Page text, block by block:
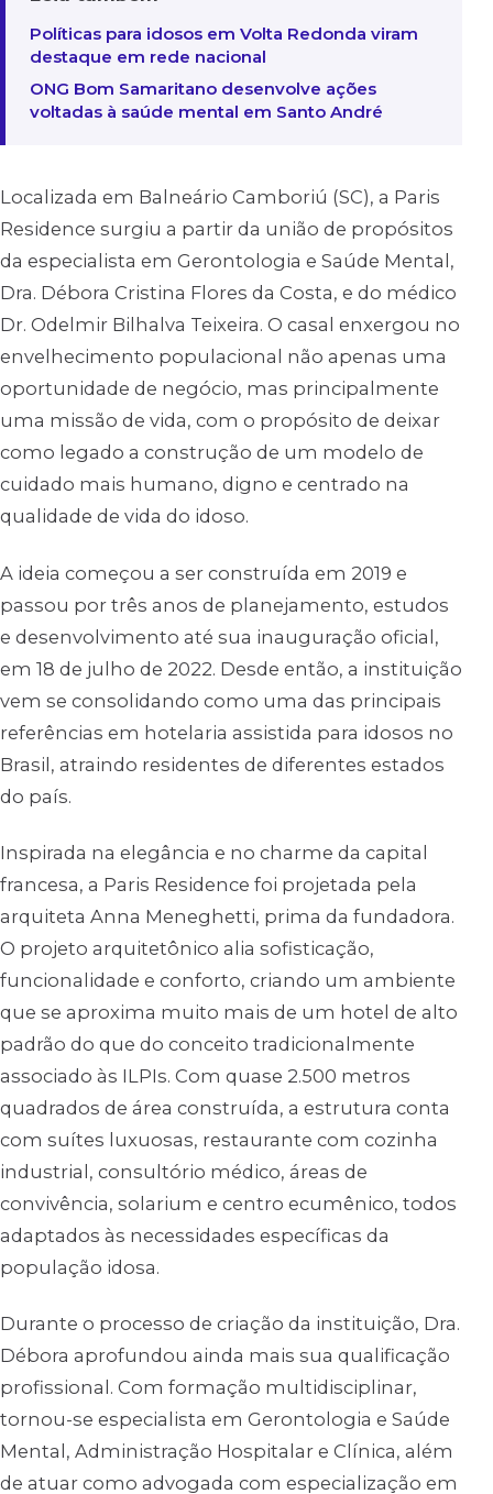
Políticas para idosos em Volta Redonda viram
destaque em rede nacional
ONG Bom Samaritano desenvolve ações
voltadas à saúde mental em Santo André
Localizada em Balneário Camboriú (SC), a Paris
Residence surgiu a partir da união de propósitos
da especialista em Gerontologia e Saúde Mental,
Dra. Débora Cristina Flores da Costa, e do médico
Dr. Odelmir Bilhalva Teixeira. O casal enxergou no
envelhecimento populacional não apenas uma
oportunidade de negócio, mas principalmente
uma missão de vida, com o propósito de deixar
como legado a construção de um modelo de
cuidado mais humano, digno e centrado na
qualidade de vida do idoso.
A ideia começou a ser construída em 2019 e
passou por três anos de planejamento, estudos
e desenvolvimento até sua inauguração oficial,
em 18 de julho de 2022. Desde então, a instituição
vem se consolidando como uma das principais
referências em hotelaria assistida para idosos no
Brasil, atraindo residentes de diferentes estados
do país.
Inspirada na elegância e no charme da capital
francesa, a Paris Residence foi projetada pela
arquiteta Anna Meneghetti, prima da fundadora.
O projeto arquitetônico alia sofisticação,
funcionalidade e conforto, criando um ambiente
que se aproxima muito mais de um hotel de alto
padrão do que do conceito tradicionalmente
associado às ILPIs. Com quase 2.500 metros
quadrados de área construída, a estrutura conta
com suítes luxuosas, restaurante com cozinha
industrial, consultório médico, áreas de
convivência, solarium e centro ecumênico, todos
adaptados às necessidades específicas da
população idosa.
Durante o processo de criação da instituição, Dra.
Débora aprofundou ainda mais sua qualificação
profissional. Com formação multidisciplinar,
tornou-se especialista em Gerontologia e Saúde
Mental, Administração Hospitalar e Clínica, além
de atuar como advogada com especialização em